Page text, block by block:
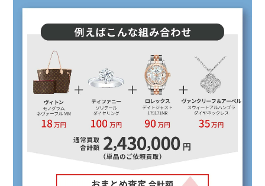
ブルガリ
ビー・ゼロワン イヤリングパヴェダイヤモン
¥350,000
ブルガリ
ビー・ゼロワン イヤリングブラックセラミッ
ク